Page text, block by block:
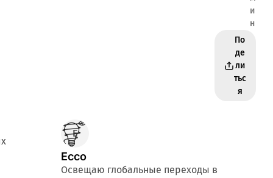
и
н
По
де
ли
тьс
я
Ecco
Освещаю глобальные переходы в